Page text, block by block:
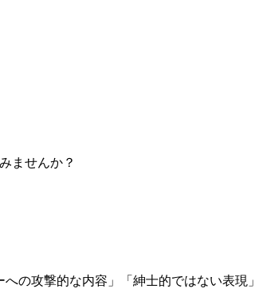
ませんか？
の攻撃的な内容」「紳士的ではない表現」